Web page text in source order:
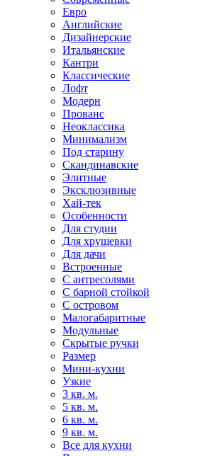
Евро
Английские
Дизайнерские
Итальянские
Кантри
Классические
Лофт
Модерн
Прованс
Неоклассика
Минимализм
Под старину
Скандинавские
Элитные
Эксклюзивные
Хай-тек
Особенности
Для студии
Для хрущевки
Для дачи
Встроенные
С антресолями
С барной стойкой
С островом
Малогабаритные
Модульные
Скрытые ручки
Размер
Мини-кухни
Узкие
3 кв. м.
5 кв. м.
6 кв. м.
9 кв. м.
Все для кухни